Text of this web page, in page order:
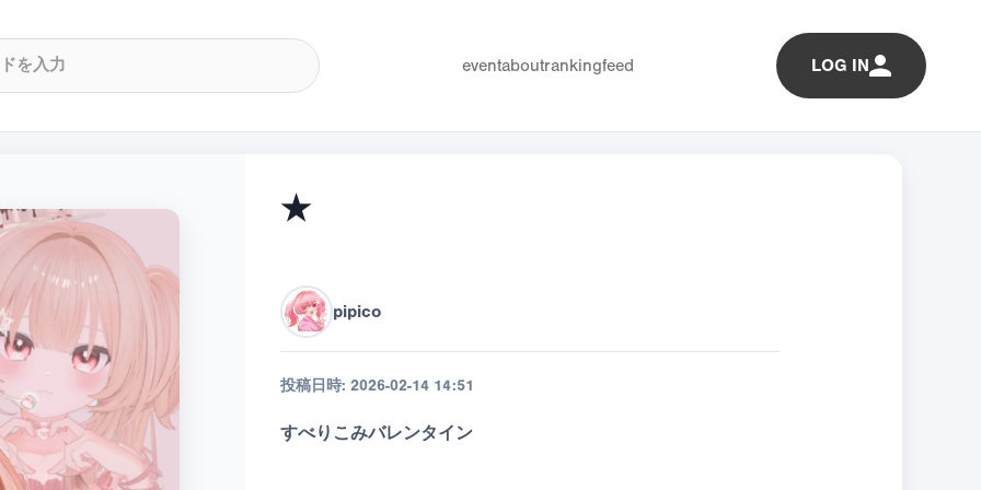
eventaboutrankingfeed LOG IN
★
pipico
投稿日時: 2026-02-14 14:51
すべりこみバレンタイン